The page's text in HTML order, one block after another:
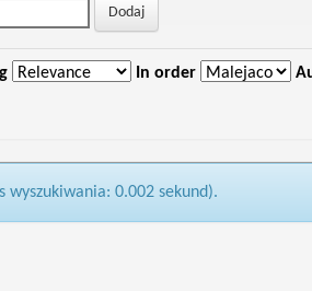
In order
wyszukiwania: 0.002 sekund).